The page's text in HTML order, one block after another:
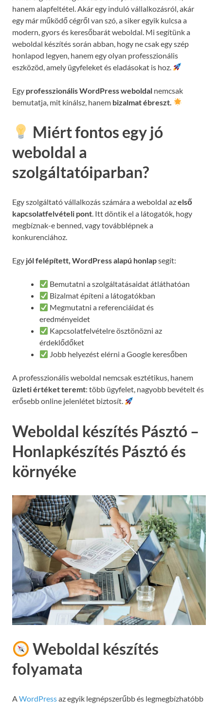
hanem alapfeltétel. Akár egy induló vállalkozásról, akár
egy már működő cégről van szó, a siker egyik kulcsa a
modern, gyors és keresőbarát weboldal. Mi segítünk a
weboldal készítés során abban, hogy ne csak egy szép
honlapod legyen, hanem egy olyan professzionális
eszközöd, amely ügyfeleket és eladásokat is hoz.
Egy professzionális WordPress weboldal nemcsak
bemutatja, mit kínálsz, hanem bizalmat ébreszt.
Miért fontos egy jó
weboldal a
szolgáltatóiparban?
Egy szolgáltató vállalkozás számára a weboldal azelső
kapcsolatfelvételi pont. Itt döntik el a látogatók, hogy
megbíznak-e benned, vagy továbblépnek a
konkurenciához.
Egy jól felépített, WordPress alapú honlapsegít:
Bemutatni a szolgáltatásaidat átláthatóan
Bizalmat építeni a látogatókban
Megmutatni a referenciáidat és
eredményeidet
Kapcsolatfelvételre ösztönözni az
érdeklődőket
Jobb helyezést elérni a Google keresőben
A professzionális weboldal nemcsak esztétikus, hanem
üzleti értéket teremt: több ügyfelet, nagyobb bevételt és
erősebb online jelenlétet biztosít.
Weboldal készítés Pásztó –
Honlapkészítés Pásztó és
környéke
Weboldal készítés
folyamata
AWordPressaz egyik legnépszerűbb és legmegbízhatóbb